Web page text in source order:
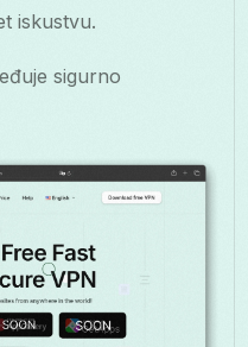
iskustvu.
sigurno